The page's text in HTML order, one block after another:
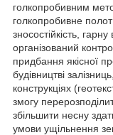
голкопробивним
голкопробивне
зносостійкість,
організований
придбання якісної
будівництві
конструкціях
змогу
збільшити несну
умови ущільнення